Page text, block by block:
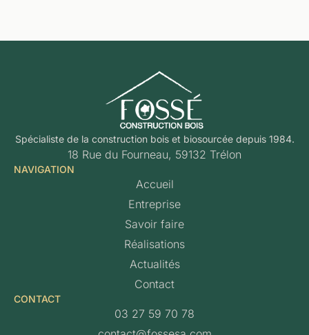
Spécialiste de la construction bois et biosourcée depuis 1984.
18 Rue du Fourneau, 59132 Trélon
NAVIGATION
Accueil
Entreprise
Savoir faire
Réalisations
Actualités
Contact
CONTACT
03 27 59 70 78